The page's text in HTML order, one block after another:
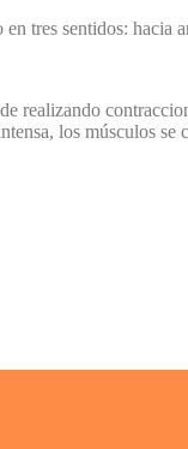
tres sentidos: hacia
realizando
los músculos se